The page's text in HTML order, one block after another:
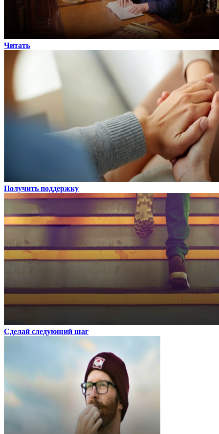
Читать
Получить поддержку
Сделай следующий шаг